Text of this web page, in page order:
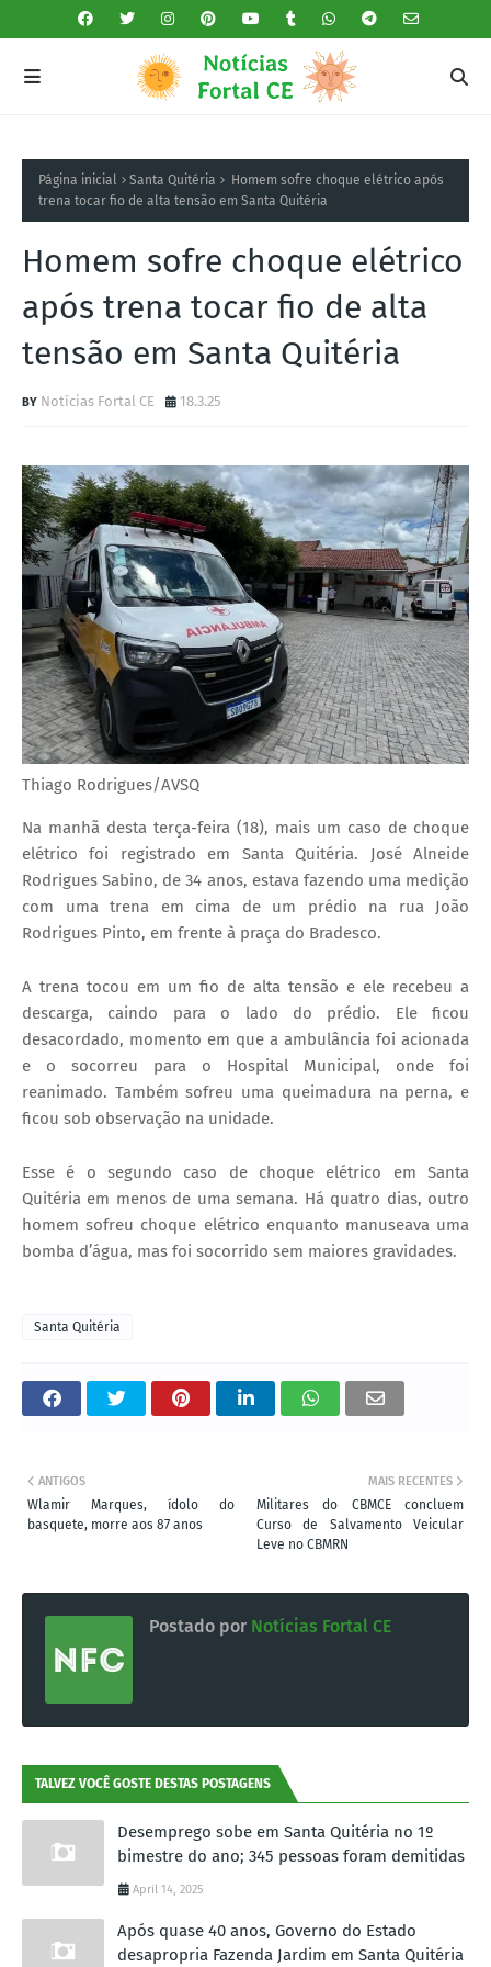
Página inicial Santa Quitéria
Homem sofre choque elétrico após
trena tocar fio de alta tensão em Santa Quitéria
Homem sofre choque elétrico
após trena tocar fio de alta
tensão em Santa Quitéria
Notícias Fortal CE 18.3.25
Thiago Rodrigues/AVSQ
Na manhã desta terça-feira (18), mais um caso de choque
elétrico foi registrado em Santa Quitéria. José Alneide
Rodrigues Sabino, de 34 anos, estava fazendo uma medição
com uma trena em cima de um prédio na rua João
Rodrigues Pinto, em frente à praça do Bradesco.
A trena tocou em um fio de alta tensão e ele recebeu a
descarga, caindo para o lado do prédio. Ele ficou
desacordado, momento em que a ambulância foi acionada
e o socorreu para o Hospital Municipal, onde foi
reanimado. Também sofreu uma queimadura na perna, e
ficou sob observação na unidade.
Esse é o segundo caso de choque elétrico em Santa
Quitéria em menos de uma semana. Há quatro dias, outro
homem sofreu choque elétrico enquanto manuseava uma
bomba d’água, mas foi socorrido sem maiores gravidades.
Santa Quitéria
MAIS RECENTES
Militares do CBMCE concluem
Curso de Salvamento Veicular
Leve no CBMRN
ANTIGOS
Wlamir Marques, ídolo do
basquete, morre aos 87 anos
Postado por Notícias Fortal CE
TALVEZ VOCÊ GOSTE DESTAS POSTAGENS
Desemprego sobe em Santa Quitéria no 1º
bimestre do ano; 345 pessoas foram demitidas
April 14, 2025
Após quase 40 anos, Governo do Estado
desapropria Fazenda Jardim em Santa Quitéria